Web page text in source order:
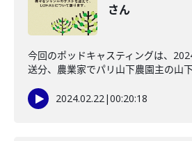
さん
今回のポッドキャスティングは、
送分、農業家でパリ山下農園主の山下
2024.02.22|00:20:18